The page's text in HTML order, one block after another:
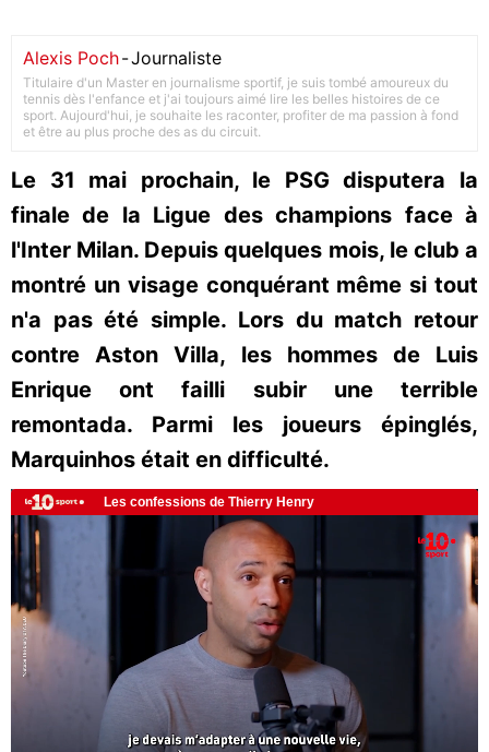
Alexis Poch-Journaliste
Titulaire d'un Master en journalisme sportif, je suis tombé amoureux du
tennis dès l'enfance et j'ai toujours aimé lire les belles histoires de ce
sport. Aujourd'hui, je souhaite les raconter, profiter de ma passion à fond
et être au plus proche des as du circuit.
Le 31 mai prochain, le PSG disputera la
finale de la Ligue des champions face à
l'Inter Milan. Depuis quelques mois, le club a
montré un visage conquérant même si tout
n'a pas été simple. Lors du match retour
contre Aston Villa, les hommes de Luis
Enrique ont failli subir une terrible
remontada. Parmi les joueurs épinglés,
Marquinhos était en difficulté.